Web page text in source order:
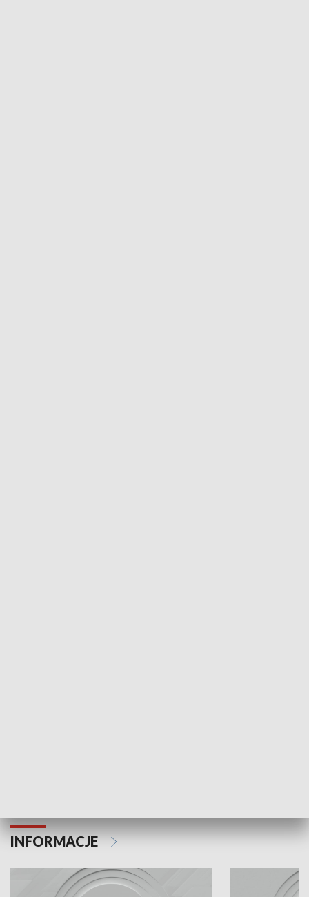
INFORMACJE